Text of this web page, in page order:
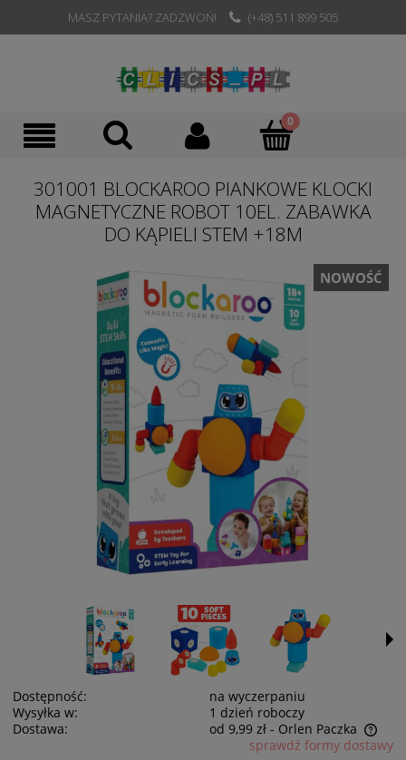
MASZ PYTANIA? ZADZWOŃ! (+48) 511 899 505
301001 BLOCKAROO PIANKOWE KLOCKI
MAGNETYCZNE ROBOT 10EL. ZABAWKA
DO KĄPIELI STEM +18M
NOWOŚĆ
Dostępność:
na wyczerpaniu
Wysyłka w:
1 dzień roboczy
Dostawa:
od 9,99 zł - Orlen Paczka
Cena nie zawiera ewentualnych kosztów płatnościsprawdź formy dostawy